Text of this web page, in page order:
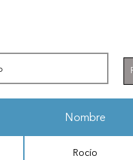
Nombre
Rocío